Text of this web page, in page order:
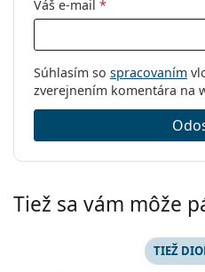
Váš e-mail *
Súhlasím so spracovaním
zverejnením komentára na
Tiež sa vám môže
TIEŽ